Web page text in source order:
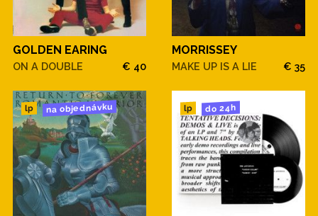
GOLDEN EARING
ON A DOUBLE € 40
MORRISSEY
MAKE UP IS A LIE € 35
lp na objednávku lp do 24h